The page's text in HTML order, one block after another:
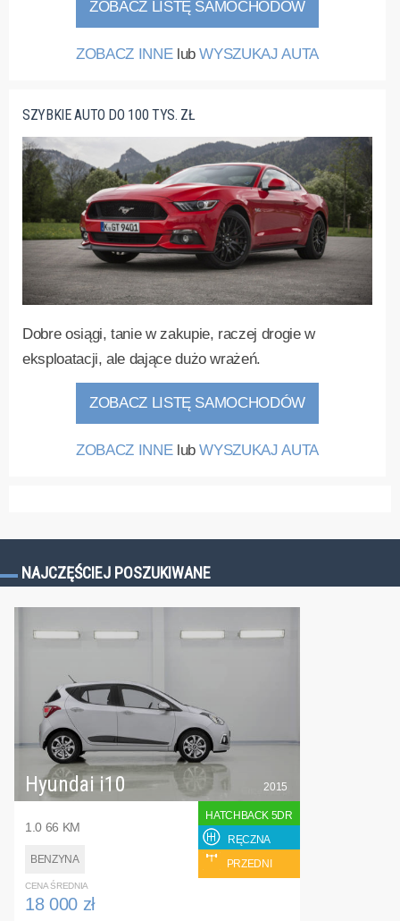
ZOBACZ LISTĘ SAMOCHODÓW
ZOBACZ INNElubWYSZUKAJ AUTA
SZYBKIE AUTO DO 100 TYS. ZŁ
Dobre osiągi, tanie w zakupie, raczej drogie w
eksploatacji, ale dające dużo wrażeń.
ZOBACZ LISTĘ SAMOCHODÓW
ZOBACZ INNElubWYSZUKAJ AUTA
NAJCZĘŚCIEJ POSZUKIWANE
Hyundai i10
1.0 66 KM
BENZYNA
2015
HATCHBACK 5DR
RĘCZNA
PRZEDNI
CENA ŚREDNIA
18 000 zł